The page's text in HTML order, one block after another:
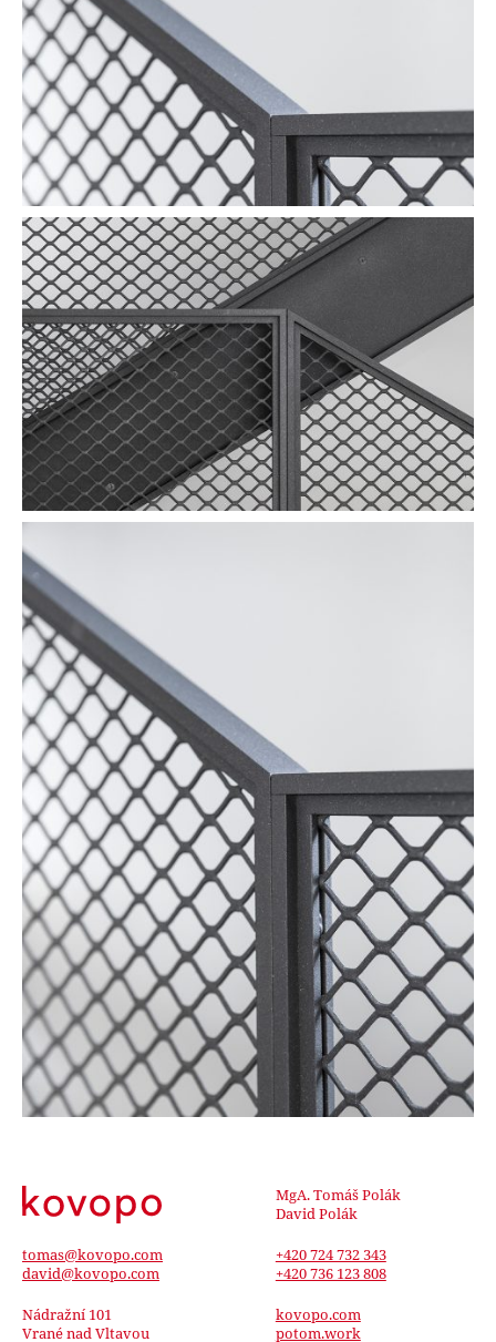
MgA. Tomáš Polák
David Polák
tomas@kovopo.com
david@kovopo.com
+420 724 732 343
+420 736 123 808
Nádražní 101
Vrané nad Vltavou
kovopo.com
potom.work